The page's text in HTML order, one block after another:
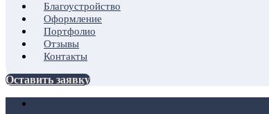
Благоустройство
Оформление
Портфолио
Отзывы
Контакты
Оставить заявку